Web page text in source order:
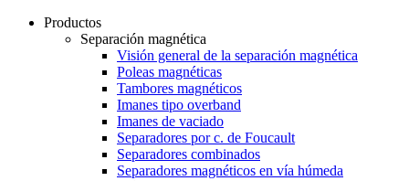
Productos
Separación magnética
Visión general de la separación magnética
Poleas magnéticas
Tambores magnéticos
Imanes tipo overband
Imanes de vaciado
Separadores por c. de Foucault
Separadores combinados
Separadores magnéticos en vía húmeda